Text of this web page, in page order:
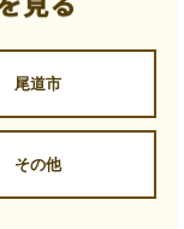
尾道市
その他